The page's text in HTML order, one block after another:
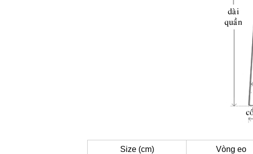
Size (cm) Vòng eo